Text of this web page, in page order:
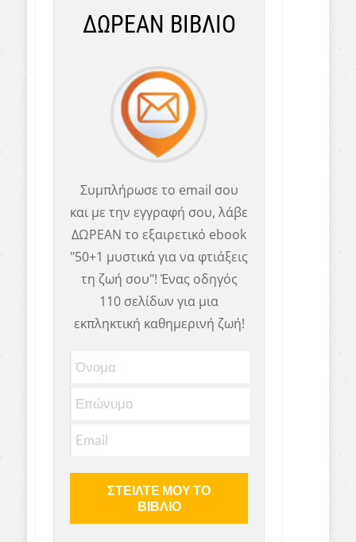
ΔΩΡΕΑΝ ΒΙΒΛΙΟ
Συμπλήρωσε το email σου
και με την εγγραφή σου, λάβε
ΔΩΡΕΑΝ το εξαιρετικό ebook
"50+1 μυστικά για να φτιάξεις
τη ζωή σου"! Ένας οδηγός
110 σελίδων για μια
εκπληκτική καθημερινή ζωή!